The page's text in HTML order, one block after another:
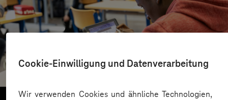
Cookie-Einwilligung und Datenverarbeitung
Wir verwenden Cookies und ähnliche Technologien,
Mit KI Sprachbarrieren überwinden